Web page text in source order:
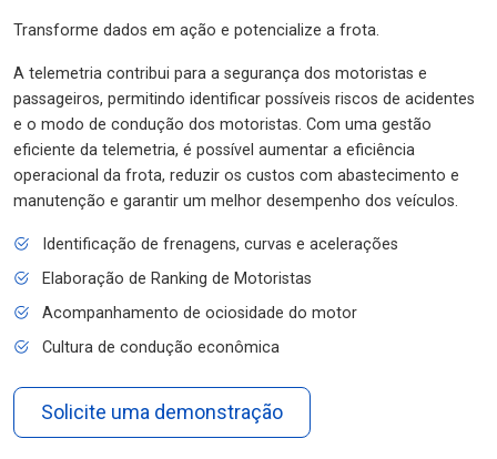
Transforme dados em ação e potencialize a frota.
A telemetria contribui para a segurança dos motoristas e
passageiros, permitindo identificar possíveis riscos de acidentes
e o modo de condução dos motoristas. Com uma gestão
eficiente da telemetria, é possível aumentar a eficiência
operacional da frota, reduzir os custos com abastecimento e
manutenção e garantir um melhor desempenho dos veículos.
Identificação de frenagens, curvas e acelerações
Elaboração de Ranking de Motoristas
Acompanhamento de ociosidade do motor
Cultura de condução econômica
Solicite uma demonstração